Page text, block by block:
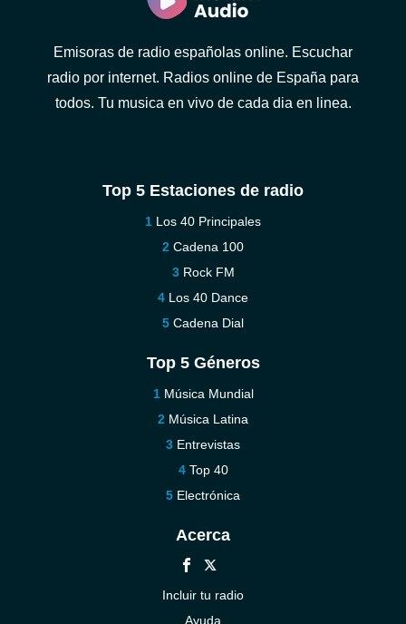
Emisoras de radio españolas online. Escuchar
radio por internet. Radios online de España para
todos. Tu musica en vivo de cada dia en linea.
Top 5 Estaciones de radio
Los 40 Principales
Cadena 100
Rock FM
Los 40 Dance
Cadena Dial
Top 5 Géneros
Música Mundial
Música Latina
Entrevistas
Top 40
Electrónica
Acerca
Incluir tu radio
Ayuda